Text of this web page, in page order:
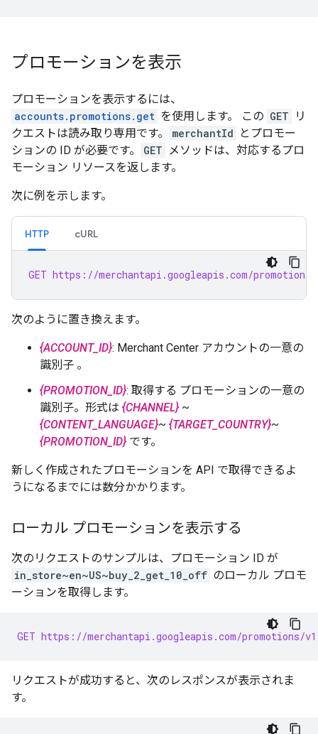
プロモーションを表示
プロモーションを表示するには、
accounts.promotions.get を使用します。 この GET
リ
クエストは読み取り専用です。
merchantId
とプロモー
ションの ID が必要です。
GET メソッドは、対応するプロ
モーション リソースを返します。
次に例を示します。
HTTP cURL
GET https://merchantapi.googleapis.com/
次のように置き換えます。
{ACCOUNT_ID}: Merchant Center アカウントの一意の
識別子 。
{PROMOTION_ID}: 取得する プロモーションの一意の
識別子。形式は {CHANNEL} ~
{CONTENT_LANGUAGE}~ {TARGET_COUNTRY}~
{PROMOTION_ID} です。
新しく作成されたプロモーションを API で取得できるよ
うになるまでには数分かかります。
ローカル プロモーションを表示する
次のリクエストのサンプルは、プロモーション ID が
in_store~en~US~buy_2_get_10_off のローカル プロモ
ーションを取得します。
GET https://merchantapi.googleapis.com/promotions/
リクエストが成功すると、次のレスポンスが表示されま
す。